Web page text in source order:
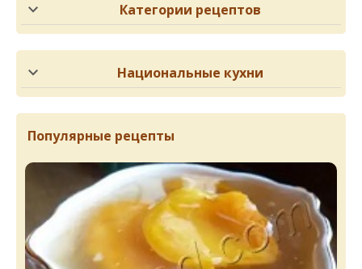
Категории рецептов
Национальные кухни
Популярные рецепты